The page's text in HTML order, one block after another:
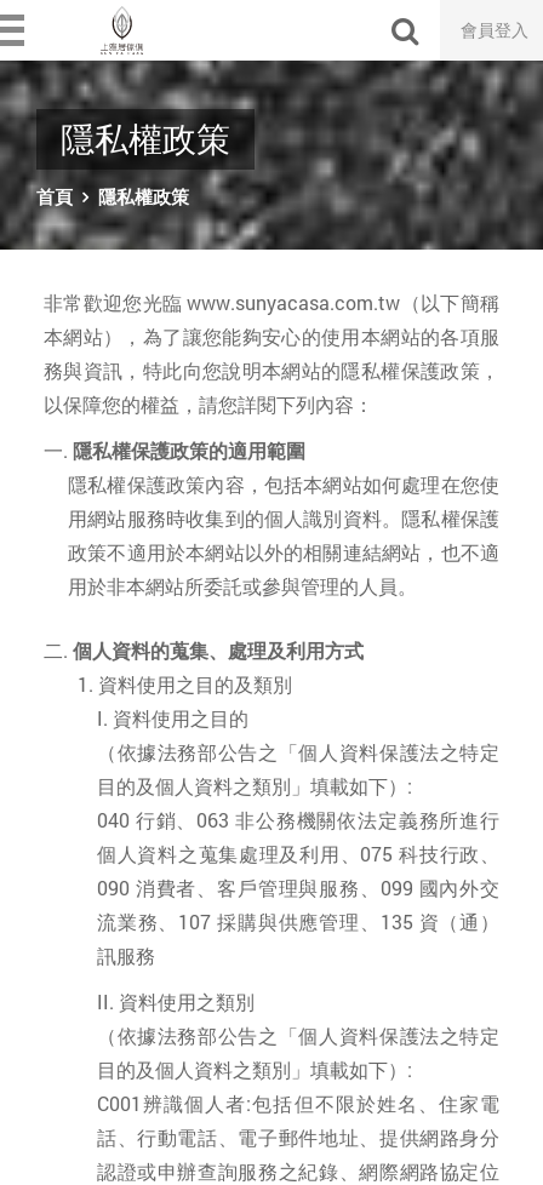
會員登入
隱私權政策
首頁 隱私權政策
非常歡迎您光臨 www.sunyacasa.com.tw（以下簡稱
本網站），為了讓您能夠安心的使用本網站的各項服
務與資訊，特此向您說明本網站的隱私權保護政策，
以保障您的權益，請您詳閱下列內容：
隱私權保護政策的適用範圍
隱私權保護政策內容，包括本網站如何處理在您使
用網站服務時收集到的個人識別資料。隱私權保護
政策不適用於本網站以外的相關連結網站，也不適
用於非本網站所委託或參與管理的人員。
個人資料的蒐集、處理及利用方式
資料使用之目的及類別
資料使用之目的
（依據法務部公告之「個人資料保護法之特定
目的及個人資料之類別」填載如下）:
040 行銷、063 非公務機關依法定義務所進行
個人資料之蒐集處理及利用、075 科技行政、
090 消費者、客戶管理與服務、099 國內外交
流業務、107 採購與供應管理、135 資（通）
訊服務
資料使用之類別
（依據法務部公告之「個人資料保護法之特定
目的及個人資料之類別」填載如下）:
C001辨識個人者:包括但不限於姓名、住家電
話、行動電話、電子郵件地址、提供網路身分
認證或申辦查詢服務之紀錄、網際網路協定位